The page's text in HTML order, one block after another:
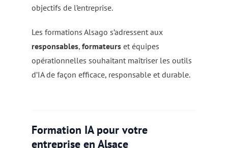
objectifs de l’entreprise.
Les formations Alsago s’adressent aux
responsables, formateurs et équipes
opérationnelles souhaitant maîtriser les outils
d’IA de façon efficace, responsable et durable.
Formation IA pour votre
entreprise en Alsace